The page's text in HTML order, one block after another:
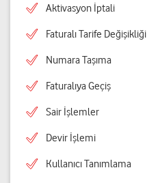
Aktivasyon İptali
Faturalı Tarife Değişikliği
Numara Taşıma
Faturalıya Geçiş
Sair İşlemler
Devir İşlemi
Kullanıcı Tanımlama